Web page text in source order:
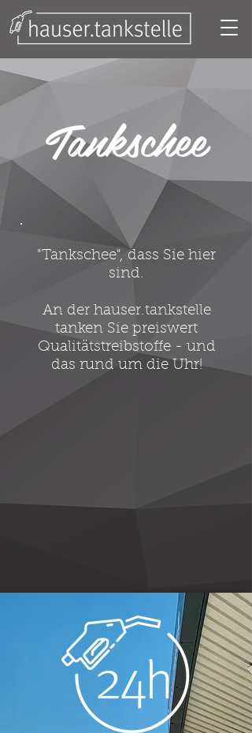
Tankschee
"Tankschee", dass Sie hier
sind.
An der hauser.tankstelle
tanken Sie preiswert
Qualitätstreibstoffe - und
das rund um die Uhr!